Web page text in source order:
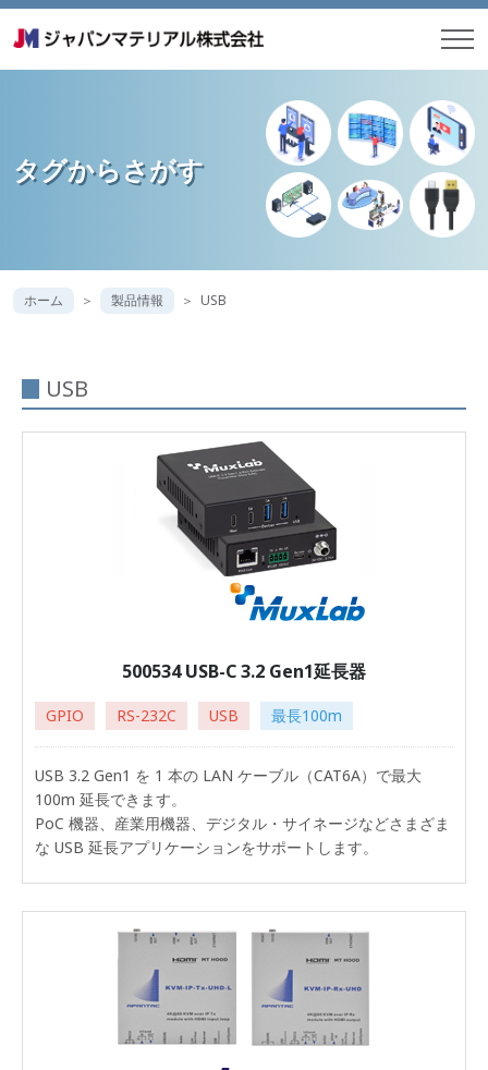
タグからさがす
ホーム 製品情報 USB
USB
500534 USB-C 3.2 Gen1延長器
GPIO RS-232C USB 最長100m
USB 3.2 Gen1 を 1 本の LAN ケーブル（CAT6A）で最大
100m 延長できます。
PoC 機器、産業用機器、デジタル・サイネージなどさまざま
な USB 延長アプリケーションをサポートします。